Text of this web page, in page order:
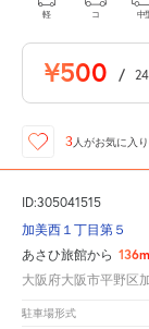
軽 コ 中
¥500 / 24
3 人がお気に入
ID:305041515
加美西１丁目第５
あさひ旅館から 136m
大阪府大阪市平野区
駐車場形式